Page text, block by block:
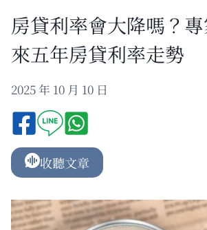
房貸利率會大降嗎？
來五年房貸利率走勢
2025 年 10 月 10 日
收聽文章